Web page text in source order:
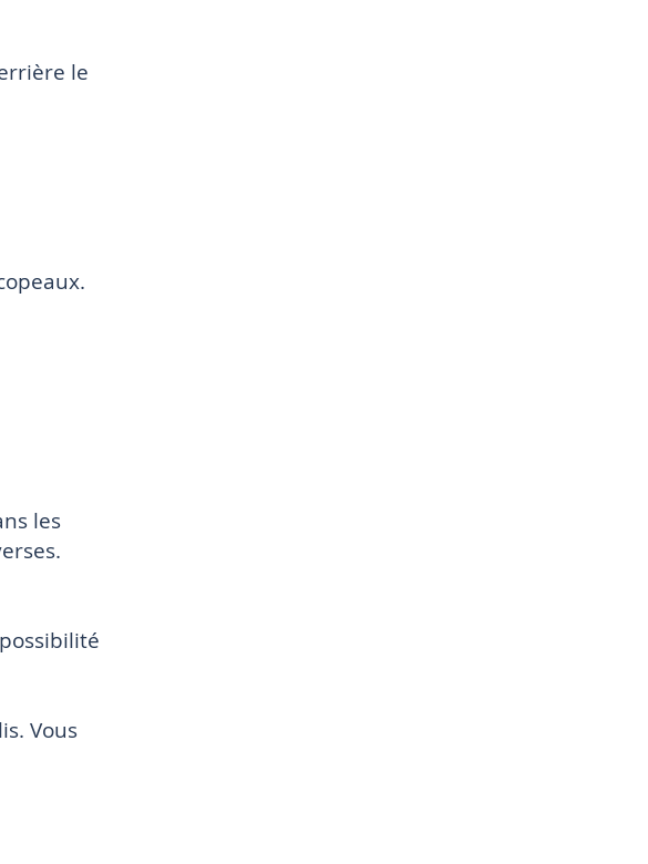
le
les
Vous